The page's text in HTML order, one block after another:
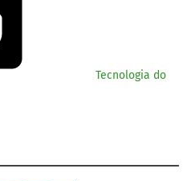
Tecnologia do